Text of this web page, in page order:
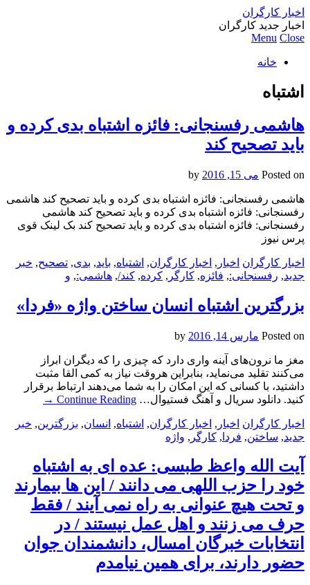
اخبار کارگران
اخبار جدید کارگران
Menu Close
خانه
اشتباه
هاشمی رفسنجانی: فائزه اشتباه بدی کرده و
باید تصحیح کند
Posted on می 15, 2016
هاشمی رفسنجانی: فائزه اشتباه بدی کرده و باید تصحیح کند هاشمی
رفسنجانی: فائزه اشتباه بدی کرده و باید تصحیح کند هاشمی
رفسنجانی: فائزه اشتباه بدی کرده و باید تصحیح کند بک لینک قوی
پرس نیوز
اخبار کارگران اخبار , اخبار کارگران, اشتباه, باید, بدی, تصحیح, خبر
جدید, رفسنجانی:, فائزه, کارگر , کرده, کند/, هاشمی:, و
بزرگترین اشتباه انسان ساختن واژه «فردا»
Posted on مارس 14, 2016
مغز ما نرون‌های آینه ‌واری دارد که چیزی را که دیگران ابراز
می‌کنند تقلید می‌نماید، بنابراین هروقت نیاز به کمی القا مثبت
داشتید، با کسانی که این امکان را به شما می‌دهند ارتباط برقرار
کنید. دانلود سریال و آهنگ فستیوال… Continue Reading
→
اخبار کارگران اخبار , اخبار کارگران, اشتباه, انسان, بزرگترین, خبر
جدید, ساختن, فردا , کارگر , واژه
آیت الله واعظ طبسی: عده ای به اشتباه
خود را حزب اللهی می دانند / این ها بیمارند
و تحت هیچ عنوانی به راه نمی آیند / فقط
حرف می زنند و اهل عمل نیستند / در
انتخابات خبرگان امسال، دانشمندان جوان
حضور دارند، برای همین نیامدم